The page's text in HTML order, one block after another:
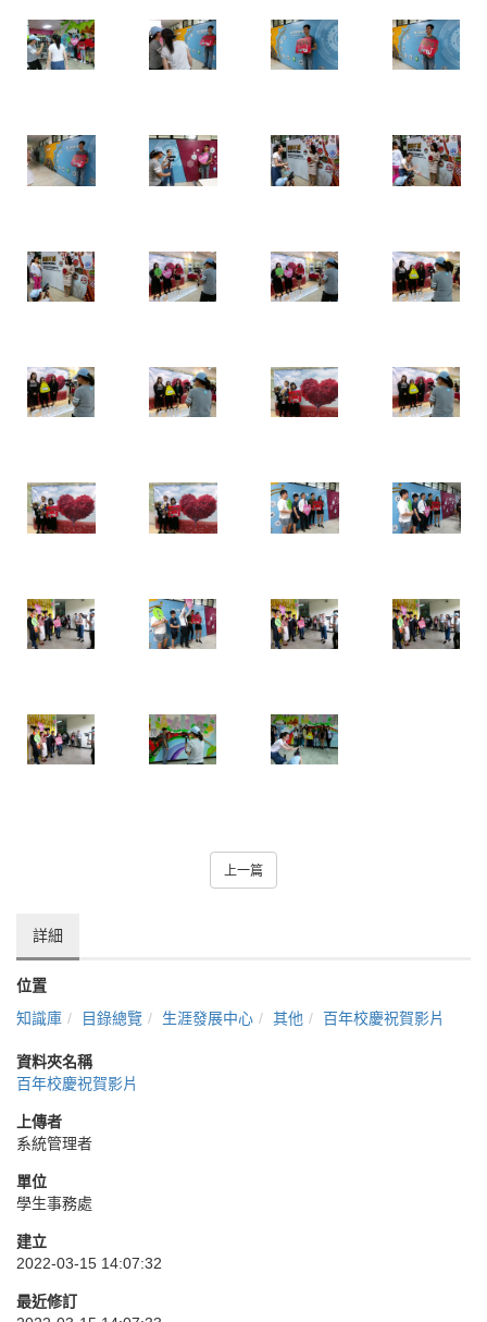
上一篇
詳細
位置
知識庫
目錄總覽 生涯發展中心 其他 百年校慶祝賀影片
資料夾名稱
百年校慶祝賀影片
上傳者
系統管理者
單位
學生事務處
建立
2022-03-15 14:07:32
最近修訂